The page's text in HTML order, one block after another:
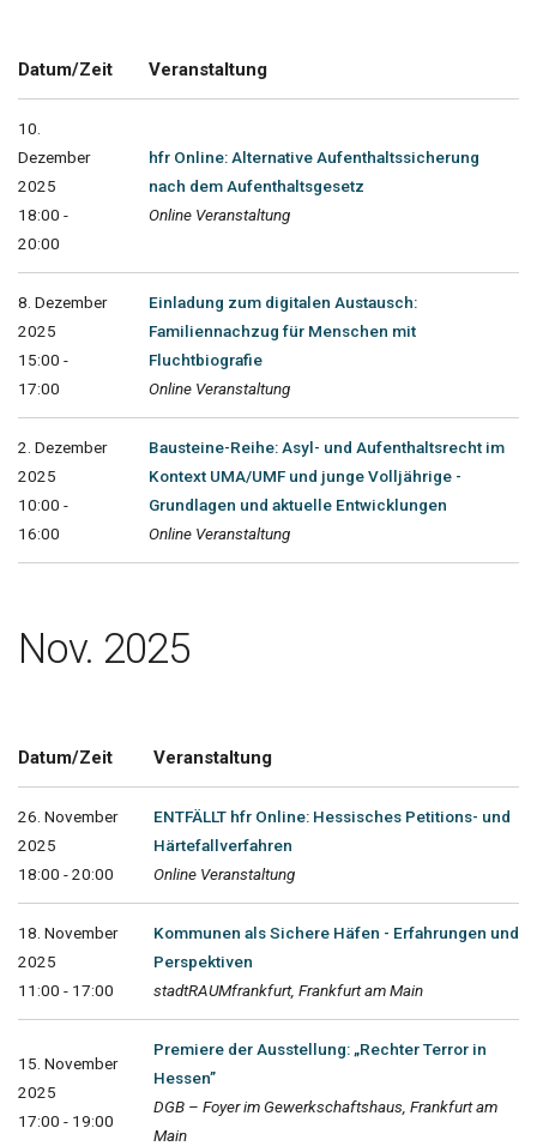
Datum/Zeit Veranstaltung
10.
Dezember
2025
18:00 -
20:00
hfr Online: Alternative Aufenthaltssicherung
nach dem Aufenthaltsgesetz
Online Veranstaltung
8. Dezember
2025
15:00 -
17:00
Einladung zum digitalen Austausch:
Familiennachzug für Menschen mit
Fluchtbiografie
Online Veranstaltung
2. Dezember
2025
10:00 -
16:00
Bausteine-Reihe: Asyl- und Aufenthaltsrecht im
Kontext UMA/UMF und junge Volljährige -
Grundlagen und aktuelle Entwicklungen
Online Veranstaltung
Nov. 2025
Datum/Zeit Veranstaltung
26. November
2025
18:00 - 20:00
ENTFÄLLT hfr Online: Hessisches Petitions- und
Härtefallverfahren
Online Veranstaltung
18. November
2025
11:00 - 17:00
Kommunen als Sichere Häfen - Erfahrungen und
Perspektiven
stadtRAUMfrankfurt, Frankfurt am Main
15. November
2025
17:00 - 19:00
Premiere der Ausstellung: „Rechter Terror in
Hessen”
DGB – Foyer im Gewerkschaftshaus, Frankfurt am
Main